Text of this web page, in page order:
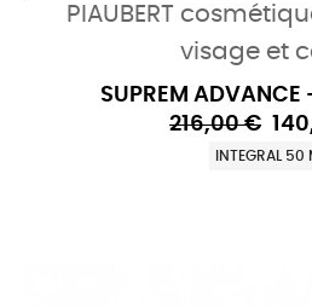
PIAUBERT
visage et
SUPREM
216,00 €
INTEGRAL 50